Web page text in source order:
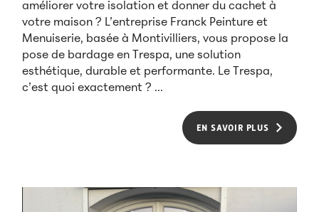
améliorer votre isolation et donner du cachet à
votre maison ? L’entreprise Franck Peinture et
Menuiserie, basée à Montivilliers, vous propose la
pose de bardage en Trespa, une solution
esthétique, durable et performante. Le Trespa,
c’est quoi exactement ? ...
EN SAVOIR PLUS